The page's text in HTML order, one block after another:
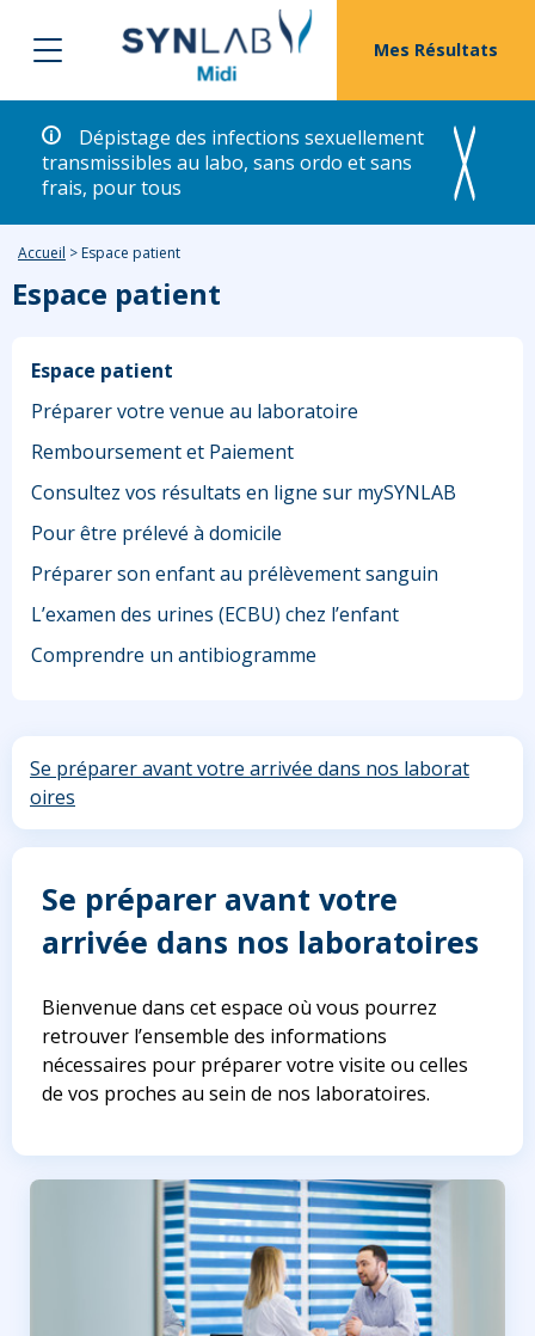
Mes Résultats
Dépistage des infections sexuellement
transmissibles au labo, sans ordo et sans
frais, pour tous
Accueil > Espace patient
Espace patient
Espace patient
Préparer votre venue au laboratoire
Remboursement et Paiement
Consultez vos résultats en ligne sur mySYNLAB
Pour être prélevé à domicile
Préparer son enfant au prélèvement sanguin
L’examen des urines (ECBU) chez l’enfant
Comprendre un antibiogramme
Se préparer avant votre arrivée dans nos laborat
oires
Se préparer avant votre
arrivée dans nos laboratoires
Bienvenue dans cet espace où vous pourrez
retrouver l’ensemble des informations
nécessaires pour préparer votre visite ou celles
de vos proches au sein de nos laboratoires.